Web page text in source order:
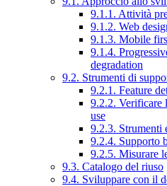
9.1.1. Attività
9.1.2. Web
9.1.3. Mobile
9.1.4.
degradation
9.2. Strumenti di
9.2.1. Feature
9.2.2. Verificare
use
9.2.3. Strumenti
9.2.4. Supporto
9.2.5. Misurare
9.3. Catalogo del riuso
9.4. Sviluppare con il